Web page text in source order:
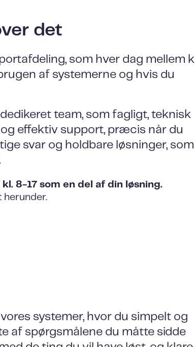
det
som hver dag mellem kl
af systemerne og hvis du
team, som fagligt, teknisk
effektiv support, præcis når du
svar og holdbare løsninger, som
8-17 som en del af din løsning.
herunder.
systemer, hvor du simpelt og
af spørgsmålene du måtte sidde